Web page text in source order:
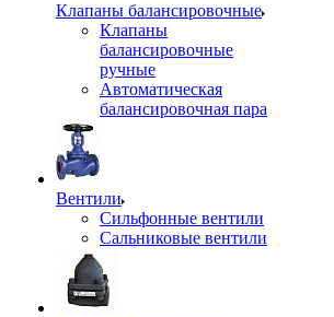
Клапаны балансировочные
Клапаны
балансировочные
ручные
Автоматическая
балансировочная пара
Вентили
Сильфонные вентили
Сальниковые вентили